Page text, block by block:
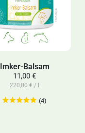
Imker-Balsam
11,00 €
220,00 € / l
(4)